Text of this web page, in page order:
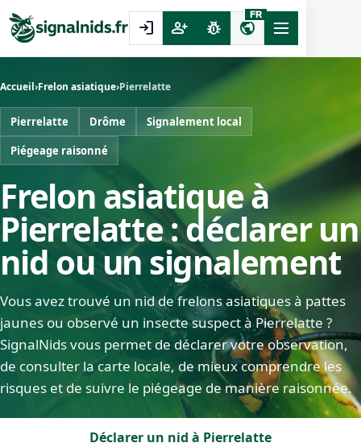
login person_add pest_control public
FR
Accueil›Frelon asiatique›Pierrelatte
Pierrelatte Drôme
Signalement local
Piégeage raisonné
Frelon asiatique à
Pierrelatte : déclarer un
nid ou un signalement
Vous avez trouvé un nid de frelons asiatiques à pattes
jaunes ou observé un insecte suspect à Pierrelatte ?
SignalNids vous permet de déclarer votre observation,
de consulter la carte locale, de mieux comprendre les
risques et de suivre le piégeage de manière raisonnée.
Déclarer un nid à Pierrelatte